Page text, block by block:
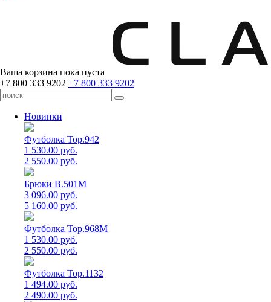
Ваша корзина пока пуста
+7 800 333 9202 +7 800 333 9202
Новинки
Футболка Top.942
1 530.00 руб.
2 550.00 руб.
Брюки B.501M
3 096.00 руб.
5 160.00 руб.
Футболка Top.968M
1 530.00 руб.
2 550.00 руб.
Футболка Top.1132
1 494.00 руб.
2 490.00 руб.